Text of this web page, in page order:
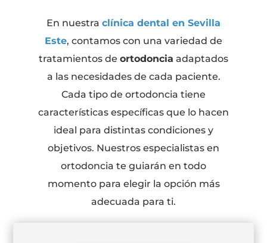
En nuestra clínica dental en Sevilla
Este, contamos con una variedad de
tratamientos de ortodoncia adaptados
a las necesidades de cada paciente.
Cada tipo de ortodoncia tiene
características específicas que lo hacen
ideal para distintas condiciones y
objetivos. Nuestros especialistas en
ortodoncia te guiarán en todo
momento para elegir la opción más
adecuada para ti.